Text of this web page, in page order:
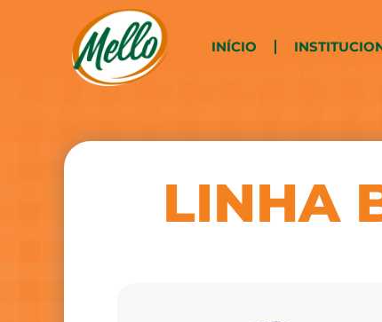
INÍCIO
LINHA